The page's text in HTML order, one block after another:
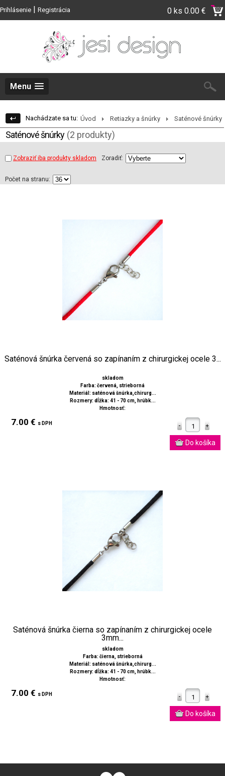
Prihlásenie | Registrácia 0 ks 0.00 €
Menu
Nachádzate sa tu: Úvod Retiazky a šnúrky Saténové šnúrky
Saténové šnúrky (2 produkty)
Zobraziť iba produkty skladom Zoradiť:
Počet na stranu:
Saténová šnúrka červená so zapínaním z chirurgickej ocele 3...
skladom
Farba: červená, strieborná
Materiál: saténová šnúrka,chirurg...
Rozmery: dĺžka: 41 - 70 cm, hrúbk...
Hmotnosť:
7.00 € s DPH
Saténová šnúrka čierna so zapínaním z chirurgickej ocele
3mm...
skladom
Farba: čierna, strieborná
Materiál: saténová šnúrka,chirurg...
Rozmery: dĺžka: 41 - 70 cm, hrúbk...
Hmotnosť:
7.00 € s DPH